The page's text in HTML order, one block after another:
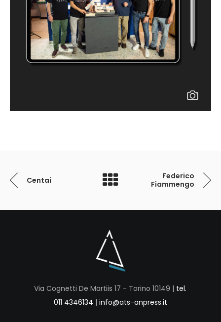
Centai
Federico
Fiammengo
Via Cognetti De Martiis 17 - Torino 10149 | tel.
011 4346134 | info@ats-anpress.it